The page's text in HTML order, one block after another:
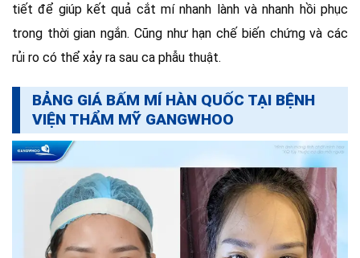
tiết để giúp kết quả cắt mí nhanh lành và nhanh hồi phục
trong thời gian ngắn. Cũng như hạn chế biến chứng và các
rủi ro có thể xảy ra sau ca phẫu thuật.
BẢNG GIÁ BẤM MÍ HÀN QUỐC TẠI BỆNH
VIỆN THẨM MỸ GANGWHOO